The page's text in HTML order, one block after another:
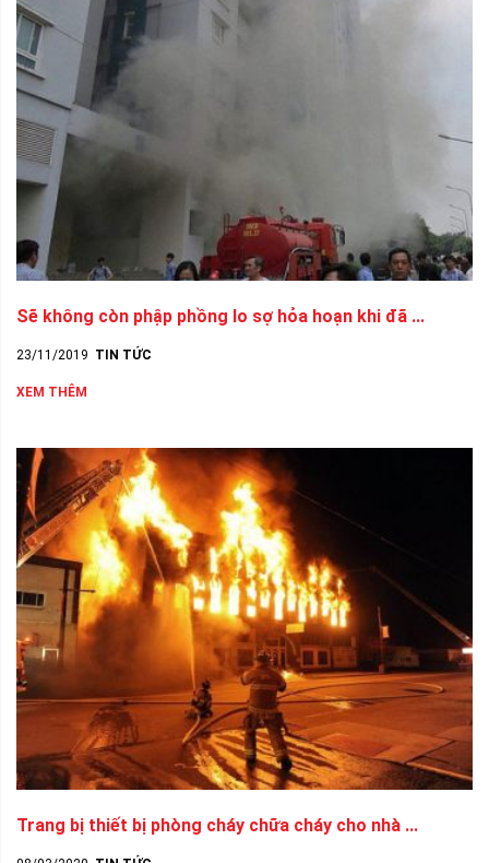
Sẽ không còn phập phồng lo sợ hỏa hoạn khi đã ...
23/11/2019 TIN TỨC
XEM THÊM
Trang bị thiết bị phòng cháy chữa cháy cho nhà ...